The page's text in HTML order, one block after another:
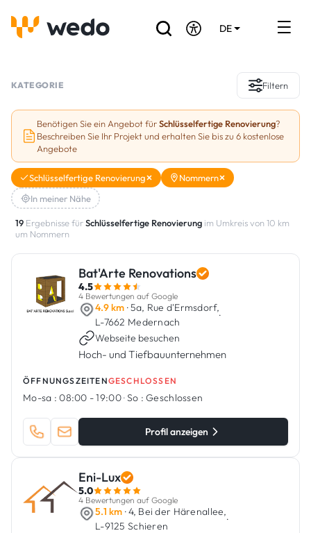
DE
Referenzen
Förderungen & Zuschüsse
Stellenbörse
Sind Sie Handwerker?
Einloggen
KATEGORIE Filtern
Benötigen Sie ein Angebot fürSchlüsselfertige Renovierung?
Beschreiben Sie Ihr Projekt und erhalten Sie bis zu 6 kostenlose
Angebote
Schlüsselfertige Renovierung
Nommern
In meiner Nähe
19 Ergebnisse fürSchlüsselfertige Renovierung im Umkreis von 10 km
um Nommern
Bat'Arte Renovations
4.5
4 Bewertungen auf Google
4.9 km · 5a, Rue d'Ermsdorf,
L-7662 Medernach
·
Webseite besuchen
Hoch- und Tiefbauunternehmen
ÖFFNUNGSZEITENGESCHLOSSEN
Mo-sa : 08:00 - 19:00·So : Geschlossen
Profil anzeigen
Eni-Lux
5.0
4 Bewertungen auf Google
5.1 km · 4, Bei der Härenallee,
L-9125 Schieren
·